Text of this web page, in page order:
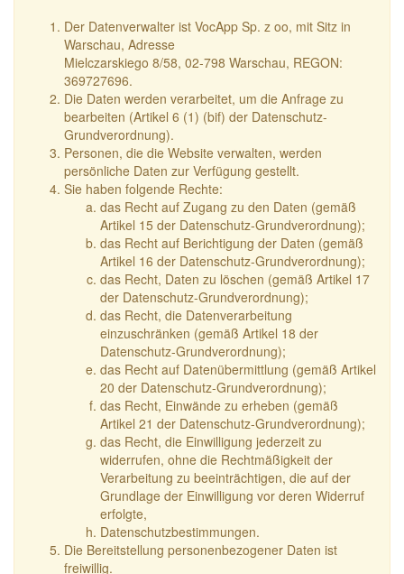
Der Datenverwalter ist VocApp Sp. z oo, mit Sitz in
Warschau, Adresse
Mielczarskiego 8/58, 02-798 Warschau, REGON:
369727696.
Die Daten werden verarbeitet, um die Anfrage zu
bearbeiten (Artikel 6 (1) (bif) der Datenschutz-
Grundverordnung).
Personen, die die Website verwalten, werden
persönliche Daten zur Verfügung gestellt.
Sie haben folgende Rechte:
das Recht auf Zugang zu den Daten (gemäß
Artikel 15 der Datenschutz-Grundverordnung);
das Recht auf Berichtigung der Daten (gemäß
Artikel 16 der Datenschutz-Grundverordnung);
das Recht, Daten zu löschen (gemäß Artikel 17
der Datenschutz-Grundverordnung);
das Recht, die Datenverarbeitung
einzuschränken (gemäß Artikel 18 der
Datenschutz-Grundverordnung);
das Recht auf Datenübermittlung (gemäß Artikel
20 der Datenschutz-Grundverordnung);
das Recht, Einwände zu erheben (gemäß
Artikel 21 der Datenschutz-Grundverordnung);
das Recht, die Einwilligung jederzeit zu
widerrufen, ohne die Rechtmäßigkeit der
Verarbeitung zu beeinträchtigen, die auf der
Grundlage der Einwilligung vor deren Widerruf
erfolgte,
Datenschutzbestimmungen.
Die Bereitstellung personenbezogener Daten ist
freiwillig.